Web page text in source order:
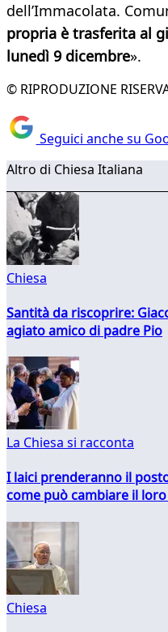
dell’Immacolata.
propria è trasferita al
lunedì 9 dicembre».
© RIPRODUZIONE
Seguici anche su
Altro di Chiesa Italiana
Chiesa
Santità da riscoprire:
agiato amico di padre Pio
La Chiesa si racconta
I laici prenderanno il
come può cambiare il
Chiesa